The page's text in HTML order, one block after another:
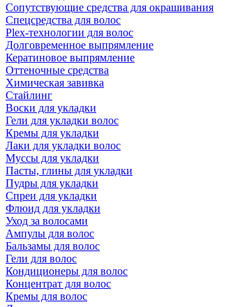
Сопутствующие средства для окрашивания
Спецсредства для волос
Plex-технологии для волос
Долговременное выпрямление
Кератиновое выпрямление
Оттеночные средства
Химическая завивка
Стайлинг
Воски для укладки
Гели для укладки волос
Кремы для укладки
Лаки для укладки волос
Муссы для укладки
Пасты, глины для укладки
Пудры для укладки
Спреи для укладки
Флюид для укладки
Уход за волосами
Ампулы для волос
Бальзамы для волос
Гели для волос
Кондиционеры для волос
Концентрат для волос
Кремы для волос